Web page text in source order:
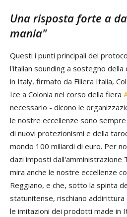
Una risposta forte a
mania"
Questi i punti principali del
l'italian sounding a sostegno
in Italy, firmato da Filiera Italia,
Ice a Colonia nel corso della fiera
necessario - dicono le
le nostre eccellenze sono
di nuovi protezionismi e della
mondo 100 miliardi di euro. Per
dazi imposti dall'amministrazione
mira anche le nostre eccellenze
Reggiano, e che, sotto la spinta
statunitense, rischiano addirittura
le imitazioni dei prodotti made in